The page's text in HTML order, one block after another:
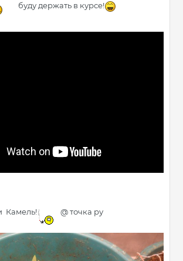
буду держать в курсе!
Камель! @ точка ру